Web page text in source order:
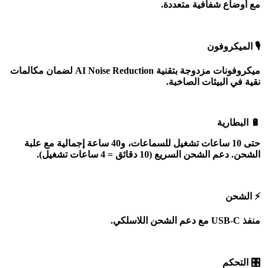
مع أوضاع شفافية متعددة.
🎙 الميكروفون
ميكروفونات مزدوجة بتقنية AI Noise Reduction لضمان مكالمات
نقية في البيئات الصاخبة.
🔋 البطارية
حتى 10 ساعات تشغيل للسماعات، و40 ساعة إجمالية مع علبة
الشحن. دعم الشحن السريع (10 دقائق = 4 ساعات تشغيل)
.
⚡ الشحن
منفذ USB-C مع دعم الشحن اللاسلكي.
🎛 التحكم